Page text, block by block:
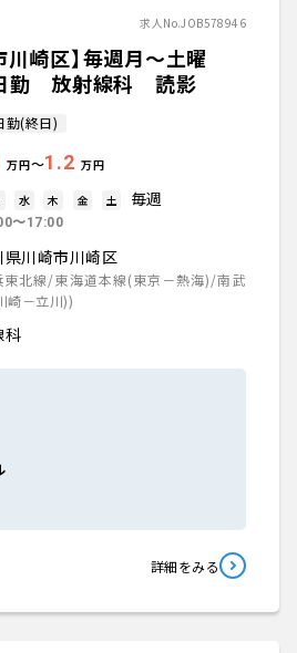
求人No.JOB578946
川崎区】毎週月～土曜
放射線科 読影
勤(終日)
万円〜1.2 万円
水 木 金 土 毎週
〜17:00
県川崎市川崎区
東北線/東海道本線(東京－熱海)/南武
崎－立川))
科
詳細をみる